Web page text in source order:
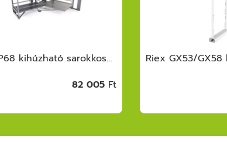
Riex GP68 kihúzható sarokkosár, frontcsa tlakozású, kifordító szerkezettel, bal, W900, sötétszürke
82 005 Ft